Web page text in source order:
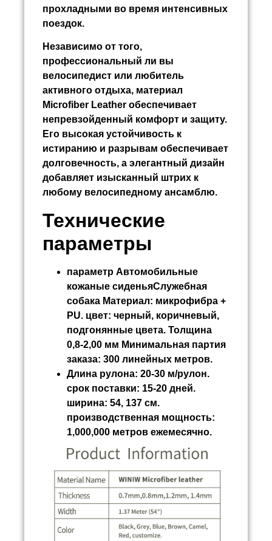
прохладными во время интенсивных
поездок.
Независимо от того,
профессиональный ли вы
велосипедист или любитель
активного отдыха, материал
Microfiber Leather обеспечивает
непревзойденный комфорт и защиту.
Его высокая устойчивость к
истиранию и разрывам обеспечивает
долговечность, а элегантный дизайн
добавляет изысканный штрих к
любому велосипедному ансамблю.
Технические
параметры
параметр Автомобильные
кожаные сиденьяСлужебная
собака Материал: микрофибра +
PU. цвет: черный, коричневый,
подгонянные цвета. Толщина
0,8-2,00 мм Минимальная партия
заказа: 300 линейных метров.
Длина рулона: 20-30 м/рулон.
срок поставки: 15-20 дней.
ширина: 54, 137 см.
производственная мощность:
1,000,000 метров ежемесячно.